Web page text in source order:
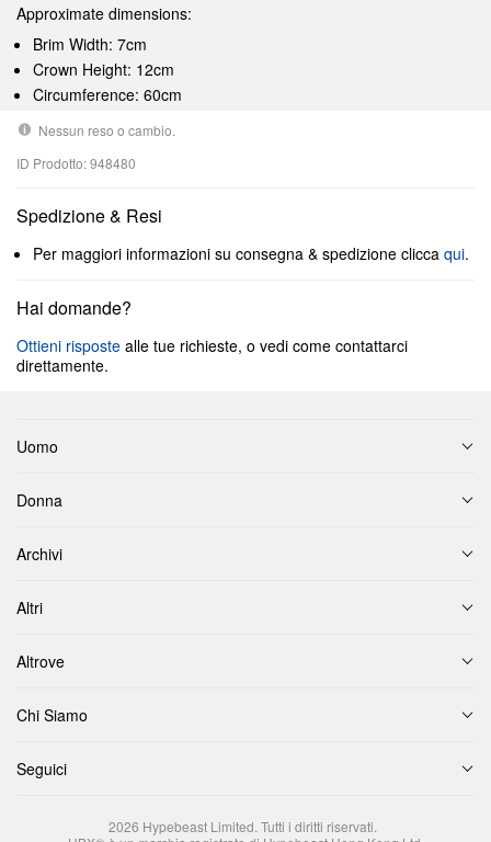
Approximate dimensions:
Brim Width: 7cm
Crown Height: 12cm
Circumference: 60cm
Nessun reso o cambio.
ID Prodotto: 948480
Spedizione & Resi
Per maggiori informazioni su consegna & spedizione clicca qui.
Hai domande?
Ottieni risposte alle tue richieste, o vedi come contattarci
direttamente.
Uomo
Donna
Archivi
Altri
Altrove
Chi Siamo
Seguici
2026 Hypebeast Limited. Tutti i diritti riservati.